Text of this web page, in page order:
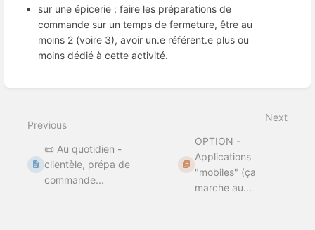
sur une épicerie : faire les préparations de
commande sur un temps de fermeture, être au
moins 2 (voire 3), avoir un.e référent.e plus ou
moins dédié à cette activité.
mode
Previous
📜 Au quotidien -
clientèle, prépa de
commande...
Next
OPTION -
Applications
"mobiles" (ça
marche au...